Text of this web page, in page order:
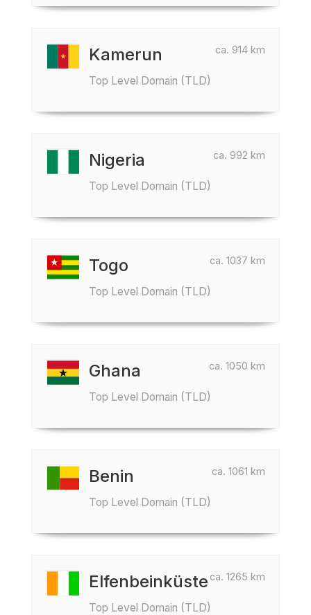
ca. 914 km
Kamerun
Top Level Domain (TLD)
ca. 992 km
Nigeria
Top Level Domain (TLD)
ca. 1037 km
Togo
Top Level Domain (TLD)
ca. 1050 km
Ghana
Top Level Domain (TLD)
ca. 1061 km
Benin
Top Level Domain (TLD)
ca. 1265 km
Elfenbeinküste
Top Level Domain (TLD)